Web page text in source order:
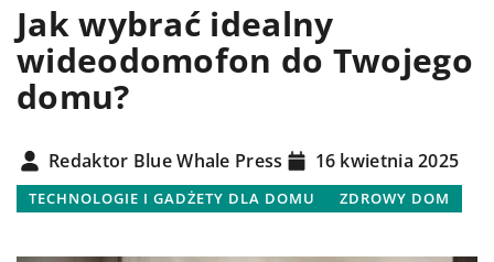
Jak wybrać idealny
wideodomofon do Twojego
domu?
Redaktor Blue Whale Press 16 kwietnia 2025
TECHNOLOGIE I GADŻETY DLA DOMU ZDROWY DOM